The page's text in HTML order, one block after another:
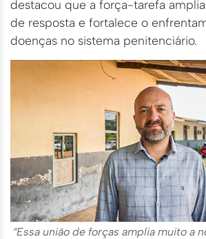
destacou que a força-tarefa
de resposta e fortalece o
doenças no sistema penitenciário.
“Essa união de forças amplia muito a